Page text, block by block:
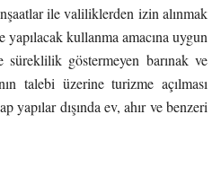
ile valiliklerden izin alınmak
yapılacak kullanma amacına uygun
süreklilik göstermeyen barınak ve
talebi üzerine turizme açılması
yapılar dışında ev, ahır ve benzeri